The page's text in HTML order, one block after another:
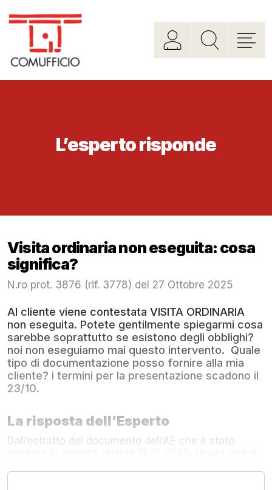
L’esperto risponde
Visita ordinaria non eseguita: cosa
significa?
N.ro prot. 3876 (rif. 3778) del 27 Ottobre 2025
Al cliente viene contestata VISITA ORDINARIA
non eseguita. Potete gentilmente spiegarmi cosa
sarebbe soprattutto se esistono degli obblighi?
noi non eseguiamo mai questo intervento. Quale
tipo di documentazione posso fornire alla mia
cliente? i termini per la presentazione scadono il
23/10.
La risposta dell’Esperto
Dall’estratto del documento dell’AE che è stato